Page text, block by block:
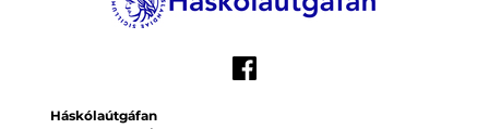
Háskólaútgáfan